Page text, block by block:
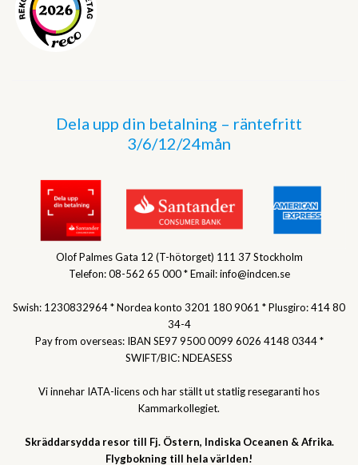
Dela upp din betalning – räntefritt
3/6/12/24mån
Olof Palmes Gata 12 (T-hötorget) 111 37 Stockholm
Telefon: 08-562 65 000 * Email: info@indcen.se
Swish: 1230832964 * Nordea konto 3201 180 9061 * Plusgiro: 414 80
34-4
Pay from overseas: IBAN SE97 9500 0099 6026 4148 0344 *
SWIFT/BIC: NDEASESS
Vi innehar IATA-licens och har ställt ut statlig resegaranti hos
Kammarkollegiet.
Skräddarsydda resor till Fj. Östern, Indiska Oceanen & Afrika.
Flygbokning till hela världen!